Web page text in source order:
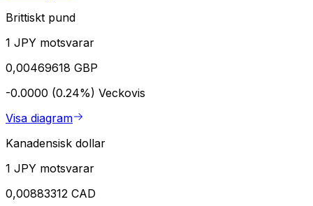
Brittiskt pund
1 JPY motsvarar
0,00469618 GBP
-0.0000 (0.24%) Veckovis
Visa diagram
Kanadensisk dollar
1 JPY motsvarar
0,00883312 CAD